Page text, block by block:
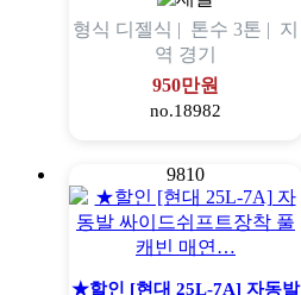
형식 디젤식 | 톤수 3톤 | 지
역 경기
950만원
no.18982
9810
★할인 [현대 25L-7A] 자동발